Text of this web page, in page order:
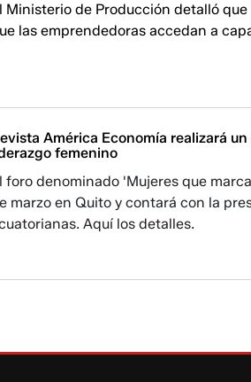
Ministerio de Producción detalló que
las emprendedoras accedan a
América Economía realizará
femenino
foro denominado 'Mujeres que
marzo en Quito y contará con la
Aquí los detalles.